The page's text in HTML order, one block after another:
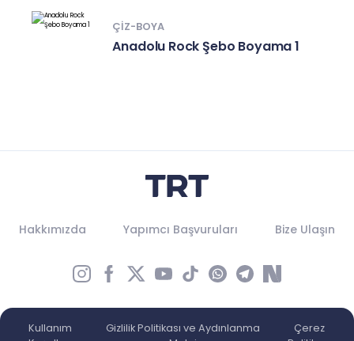
ÇIZ-BOYA
Anadolu Rock Şebo Boyama 1
Hakkımızda Yapımcı Başvuruları Bize Ulaşın
Kullanım
Gizlilik Politikası ve Aydınlanma
Çerez